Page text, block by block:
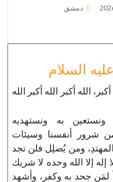
دمشق
السلام
الله أكبر الله أكبر الله
ونستعين به ونستهديه
شرور أنفسنا وسيئات
المهتدِ، ومن يُضلِل فلن تجد
إله إلا الله وحده لا شريك
لمَن جحد به وكفر، وأشهد